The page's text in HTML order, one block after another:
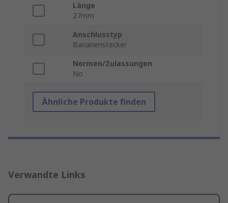
Länge
27mm
Anschlusstyp
Bananenstecker
Normen/Zulassungen
No
Ähnliche Produkte finden
Verwandte Links